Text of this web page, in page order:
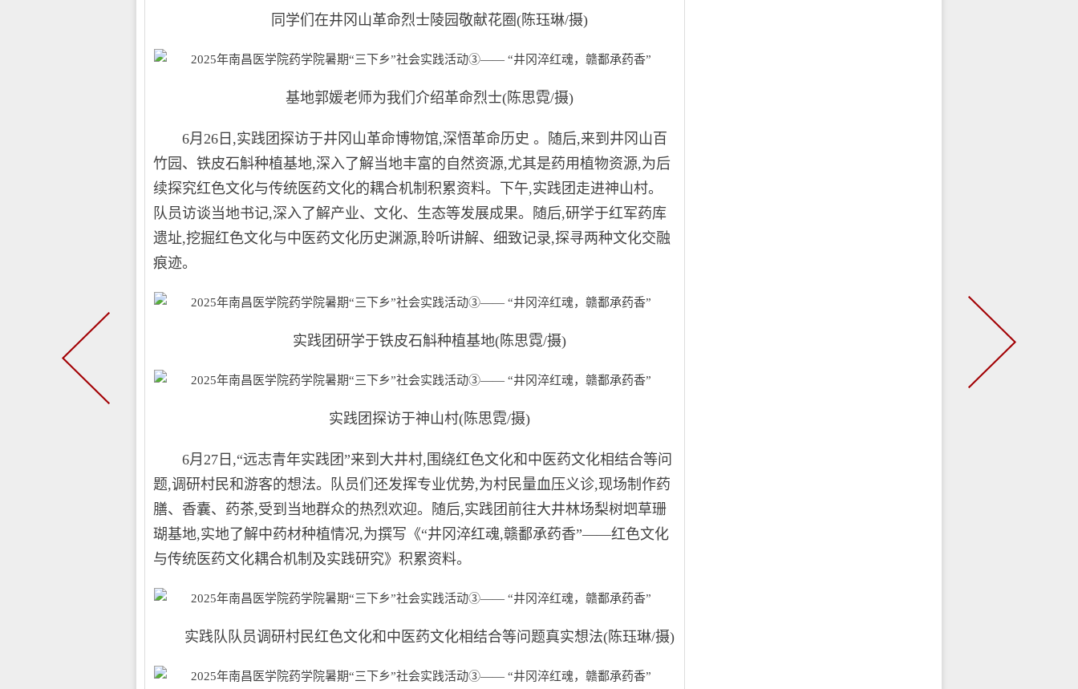
同学们在井冈山革命烈士陵园敬献花圈(陈珏琳/摄)
基地郭媛老师为我们介绍革命烈士(陈思霓/摄)
6月26日,实践团探访于井冈山革命博物馆,深悟革命历史 。随后,来到井冈山百
竹园、铁皮石斛种植基地,深入了解当地丰富的自然资源,尤其是药用植物资源,为后
续探究红色文化与传统医药文化的耦合机制积累资料。下午,实践团走进神山村。
队员访谈当地书记,深入了解产业、文化、生态等发展成果。随后,研学于红军药库
遗址,挖掘红色文化与中医药文化历史渊源,聆听讲解、细致记录,探寻两种文化交融
痕迹。
实践团研学于铁皮石斛种植基地(陈思霓/摄)
实践团探访于神山村(陈思霓/摄)
6月27日,“远志青年实践团”来到大井村,围绕红色文化和中医药文化相结合等问
题,调研村民和游客的想法。队员们还发挥专业优势,为村民量血压义诊,现场制作药
膳、香囊、药茶,受到当地群众的热烈欢迎。随后,实践团前往大井林场梨树垇草珊
瑚基地,实地了解中药材种植情况,为撰写《“井冈淬红魂,赣鄱承药香”——红色文化
与传统医药文化耦合机制及实践研究》积累资料。
实践队队员调研村民红色文化和中医药文化相结合等问题真实想法(陈珏琳/摄)